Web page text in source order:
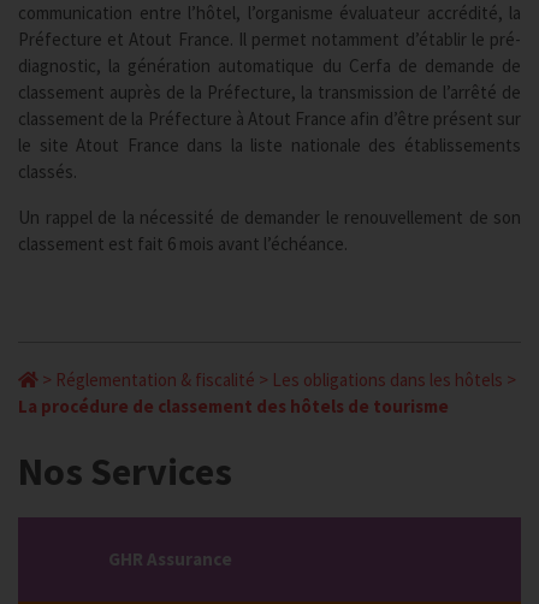
communication entre l’hôtel, l’organisme évaluateur accrédité, la
Préfecture et Atout France. Il permet notamment d’établir le pré-
diagnostic, la génération automatique du Cerfa de demande de
classement auprès de la Préfecture, la transmission de l’arrêté de
classement de la Préfecture à Atout France afin d’être présent sur
le site Atout France dans la liste nationale des établissements
classés.
Un rappel de la nécessité de demander le renouvellement de son
classement est fait 6 mois avant l’échéance.
> Réglementation & fiscalité > Les obligations dans les hôtels >
La procédure de classement des hôtels de tourisme
Nos Services
GHR Assurance